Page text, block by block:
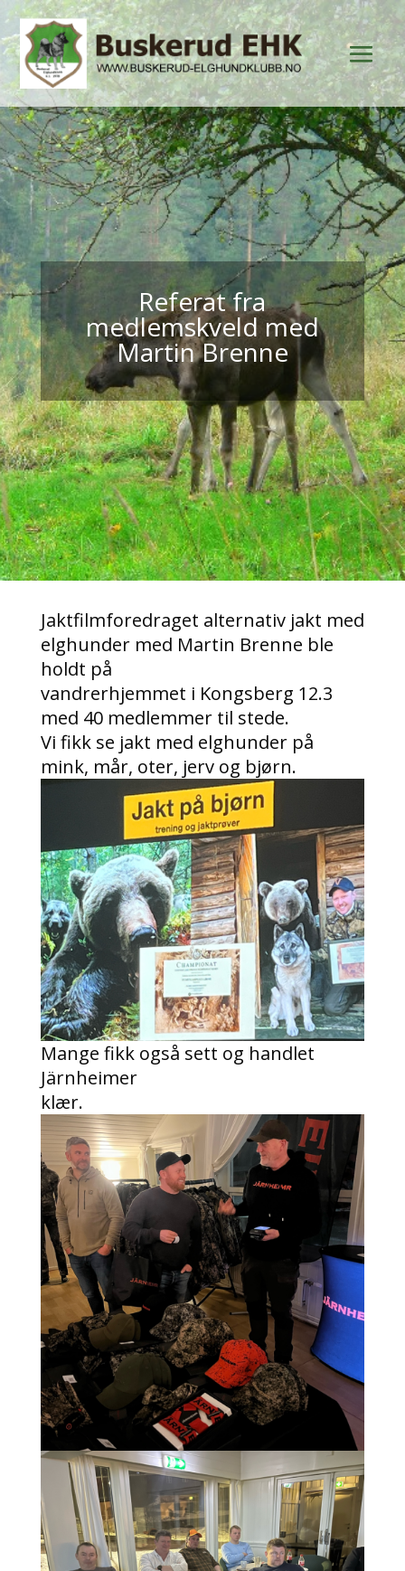
Referat fra
medlemskveld med
Martin Brenne
Jaktfilmforedraget alternativ jakt med
elghunder med Martin Brenne ble
holdt på
vandrerhjemmet i Kongsberg 12.3
med 40 medlemmer til stede.
Vi fikk se jakt med elghunder på
mink, mår, oter, jerv og bjørn.
Mange fikk også sett og handlet
Järnheimer
klær.